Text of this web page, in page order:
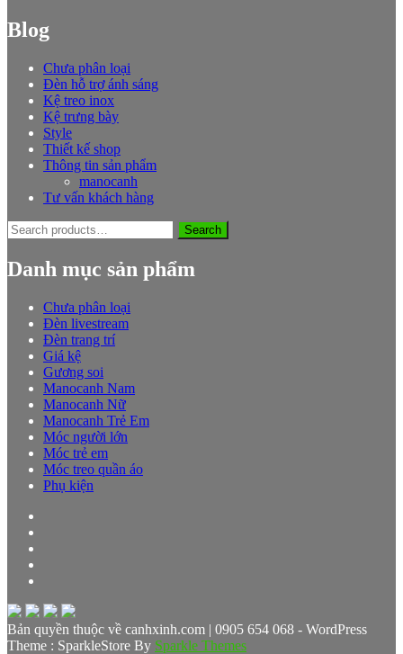
Blog
Chưa phân loại
Đèn hỗ trợ ánh sáng
Kệ treo inox
Kệ trưng bày
Style
Thiết kế shop
Thông tin sản phẩm
manocanh
Tư vấn khách hàng
Search
for:
Search
Danh mục sản phẩm
Chưa phân loại
Đèn livestream
Đèn trang trí
Giá kệ
Gương soi
Manocanh Nam
Manocanh Nữ
Manocanh Trẻ Em
Móc người lớn
Móc trẻ em
Móc treo quần áo
Phụ kiện
Bản quyền thuộc về canhxinh.com | 0905 654 068 - WordPress
Theme : SparkleStore By Sparkle Themes